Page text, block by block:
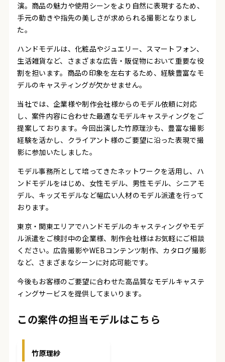
演。商品の魅力や使用シーンをより自然に表現するため、
手元の動きや指先の美しさが求められる撮影となりまし
た。
ハンドモデルは、化粧品やジュエリー、スマートフォン、
生活雑貨など、さまざまな広告・販促物において重要な役
割を担います。商品の印象を左右するため、経験豊富なモ
デルのキャスティングが欠かせません。
当社では、企業様や制作会社様からのモデル依頼に対応
し、案件内容に合わせた最適なモデルキャスティングをご
提案しております。今回出演した竹原理沙も、豊富な撮影
経験を活かし、クライアント様のご要望に沿った表現で撮
影に参加いたしました。
モデル事務所として培ってきたネットワークを活用し、ハ
ンドモデルをはじめ、女性モデル、男性モデル、シニアモ
デル、キッズモデルなど幅広い人材のモデル派遣を行って
おります。
東京・関東エリアでハンドモデルのキャスティングやモデ
ル派遣をご検討中の企業様、制作会社様はお気軽にご相談
ください。広告撮影やWEBコンテンツ制作、カタログ撮影
など、さまざまなシーンに対応可能です。
今後もお客様のご要望に合わせた高品質なモデルキャステ
ィングサービスを提供してまいります。
この案件の担当モデルはこちら
竹原理紗